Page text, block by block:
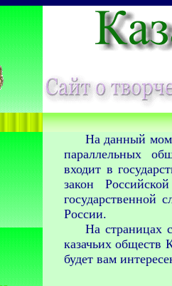
На данный
параллельных
входит в
закон
государственной
России.
На страницах
казачьих обществ
будет вам